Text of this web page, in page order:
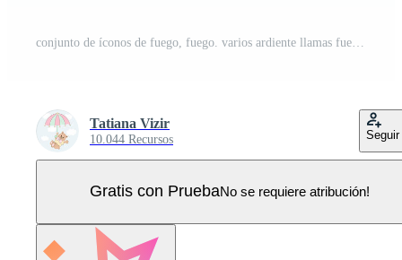
Tatiana Vizir
10.044 Recursos Seguir
Gratis con PruebaNo se requiere atribución!